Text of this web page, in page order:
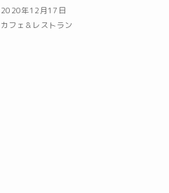
2020年12月17日
カフェ＆レストラン